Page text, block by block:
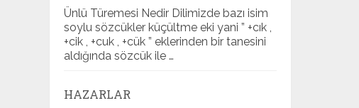
Ünlü Türemesi Nedir Dilimizde bazı isim
soylu sözcükler küçültme eki yani ” +cık ,
+cik , +cuk , +cük ” eklerinden bir tanesini
aldığında sözcük ile …
HAZARLAR